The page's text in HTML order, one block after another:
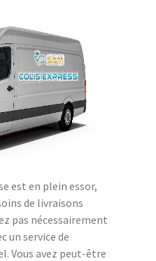
est en plein essor,
de livraisons
pas nécessairement
un service de
Vous avez peut-être